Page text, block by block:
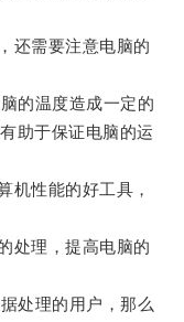
需要注意电脑的
的温度造成一定的
助于保证电脑的运
性能的好工具，
理，提高电脑的
处理的用户，那么